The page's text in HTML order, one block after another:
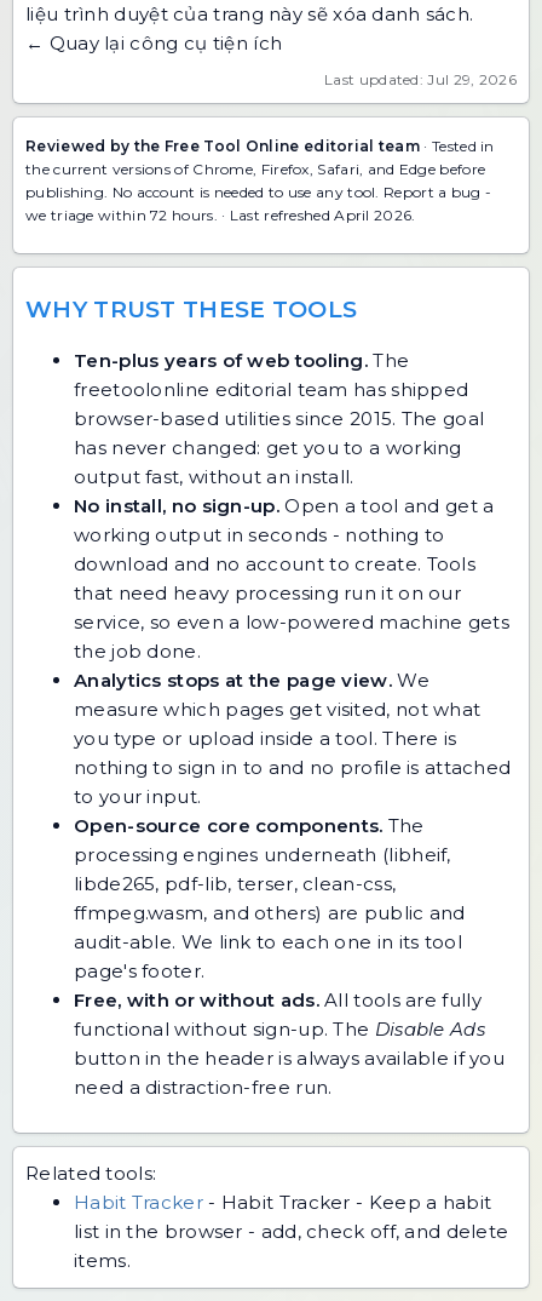
liệu trình duyệt của trang này sẽ xóa danh sách.
← Quay lại công cụ tiện ích
Last updated: Jul 29, 2026
Reviewed by the Free Tool Online editorial team · Tested in
the current versions of Chrome, Firefox, Safari, and Edge before
publishing. No account is needed to use any tool. Report a bug -
we triage within 72 hours. · Last refreshed April 2026.
WHY TRUST THESE TOOLS
Ten-plus years of web tooling. The
freetoolonline editorial team has shipped
browser-based utilities since 2015. The goal
has never changed: get you to a working
output fast, without an install.
No install, no sign-up.Open a tool and get a
working output in seconds - nothing to
download and no account to create. Tools
that need heavy processing run it on our
service, so even a low-powered machine gets
the job done.
Analytics stops at the page view.We
measure which pages get visited, not what
you type or upload inside a tool. There is
nothing to sign in to and no profile is attached
to your input.
Open-source core components. The
processing engines underneath (libheif,
libde265, pdf-lib, terser, clean-css,
ffmpeg.wasm, and others) are public and
audit-able. We link to each one in its tool
page's footer.
Free, with or without ads.All tools are fully
functional without sign-up. The Disable Ads
button in the header is always available if you
need a distraction-free run.
Related tools:
Habit Tracker- Habit Tracker - Keep a habit
list in the browser - add, check off, and delete
items.